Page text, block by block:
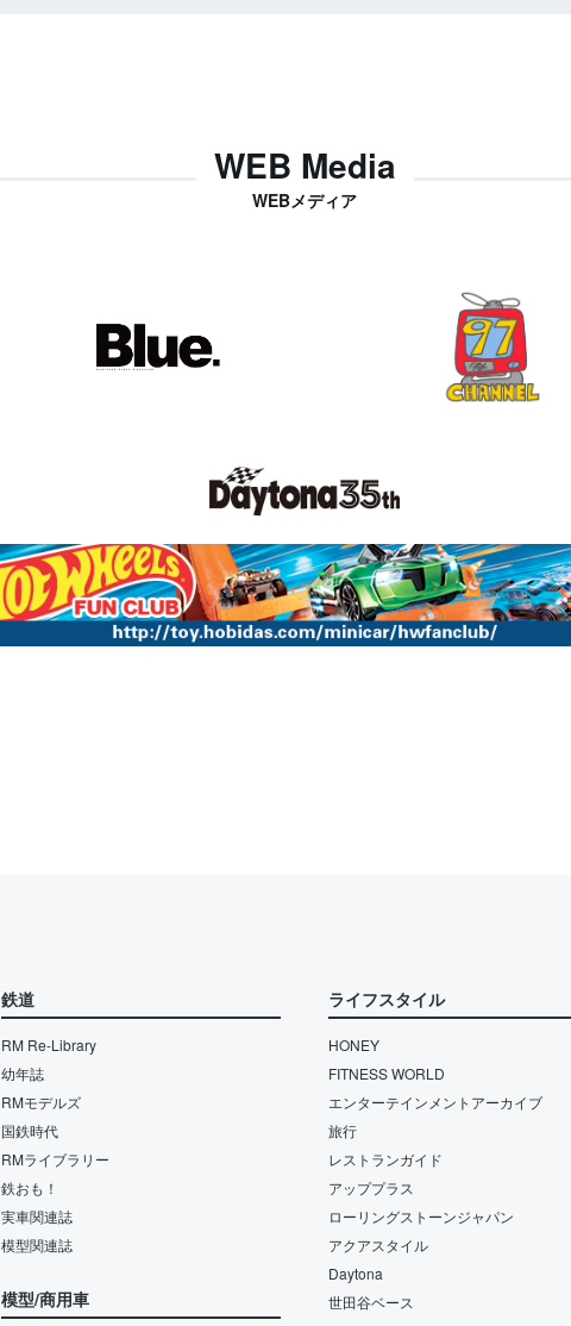
WEB Media
WEBメディア
鉄道
RM Re-Library
幼年誌
RMモデルズ
国鉄時代
RMライブラリー
鉄おも！
実車関連誌
模型関連誌
模型/商用車
ライフスタイル
HONEY
FITNESS WORLD
エンターテインメントアーカイブ
旅行
レストランガイド
アッププラス
ローリングストーンジャパン
アクアスタイル
Daytona
世田谷ベース